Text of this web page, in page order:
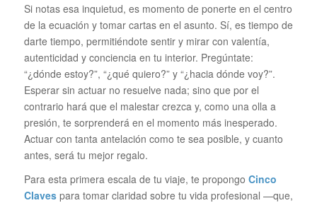
Si notas esa inquietud, es momento de ponerte en el centro
de la ecuación y tomar cartas en el asunto. Sí, es tiempo de
darte tiempo, permitiéndote sentir y mirar con valentía,
autenticidad y conciencia en tu interior. Pregúntate:
“¿dónde estoy?”, “¿qué quiero?” y “¿hacia dónde voy?”.
Esperar sin actuar no resuelve nada; sino que por el
contrario hará que el malestar crezca y, como una olla a
presión, te sorprenderá en el momento más inesperado.
Actuar con tanta antelación como te sea posible, y cuanto
antes, será tu mejor regalo.
Para esta primera escala de tu viaje, te propongo Cinco
Clavespara tomar claridad sobre tu vida profesional —que,